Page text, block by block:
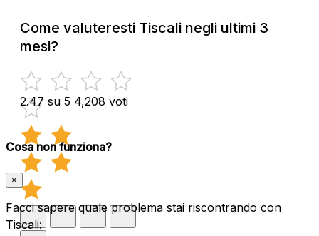
Come valuteresti Tiscali negli ultimi 3
mesi?
2.47 su 5 4,208 voti
Cosa non funziona?
×
Facci sapere quale problema stai riscontrando con
Tiscali: